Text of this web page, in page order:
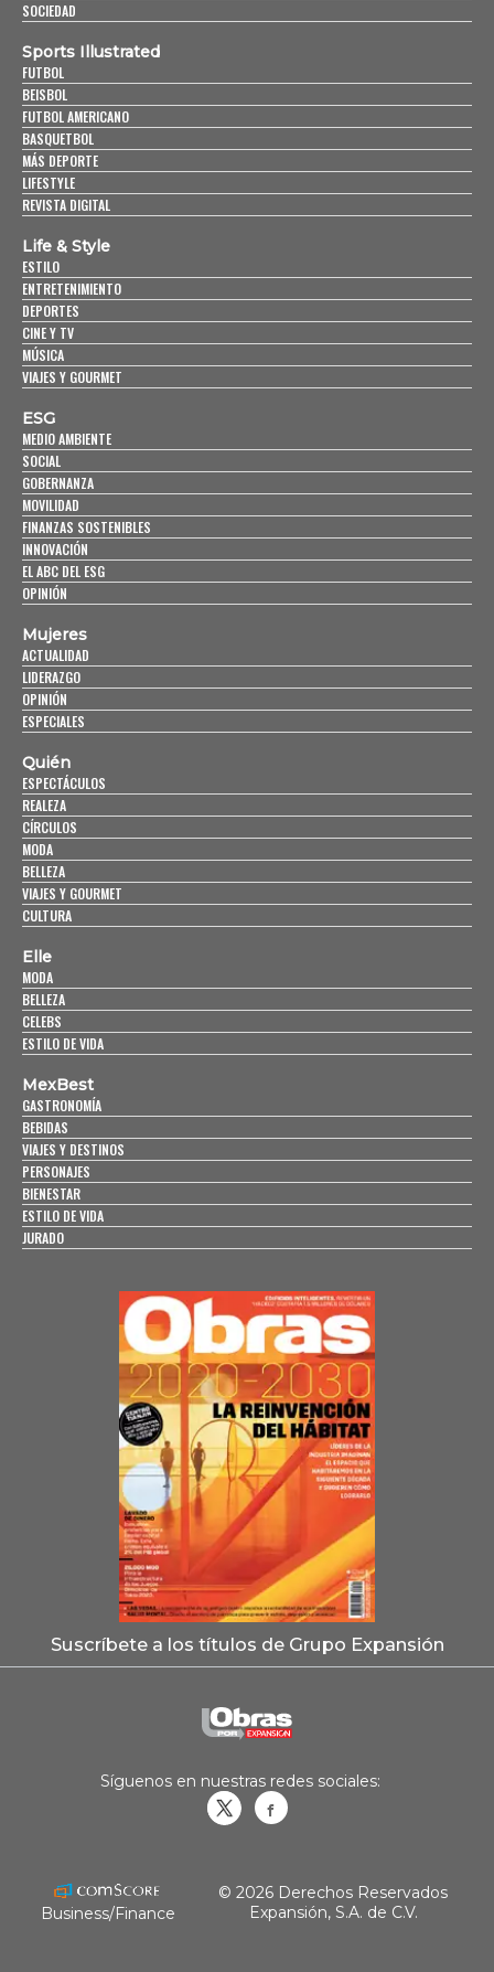
SOCIEDAD
Sports Illustrated
FUTBOL
BEISBOL
FUTBOL AMERICANO
BASQUETBOL
MÁS DEPORTE
LIFESTYLE
REVISTA DIGITAL
Life & Style
ESTILO
ENTRETENIMIENTO
DEPORTES
CINE Y TV
MÚSICA
VIAJES Y GOURMET
ESG
MEDIO AMBIENTE
SOCIAL
GOBERNANZA
MOVILIDAD
FINANZAS SOSTENIBLES
INNOVACIÓN
EL ABC DEL ESG
OPINIÓN
Mujeres
ACTUALIDAD
LIDERAZGO
OPINIÓN
ESPECIALES
Quién
ESPECTÁCULOS
REALEZA
CÍRCULOS
MODA
BELLEZA
VIAJES Y GOURMET
CULTURA
Elle
MODA
BELLEZA
CELEBS
ESTILO DE VIDA
MexBest
GASTRONOMÍA
BEBIDAS
VIAJES Y DESTINOS
PERSONAJES
BIENESTAR
ESTILO DE VIDA
JURADO
Suscríbete a los títulos de Grupo Expansión
Síguenos en nuestras redes sociales:
Business/Finance
© 2026 Derechos Reservados
Expansión, S.A. de C.V.